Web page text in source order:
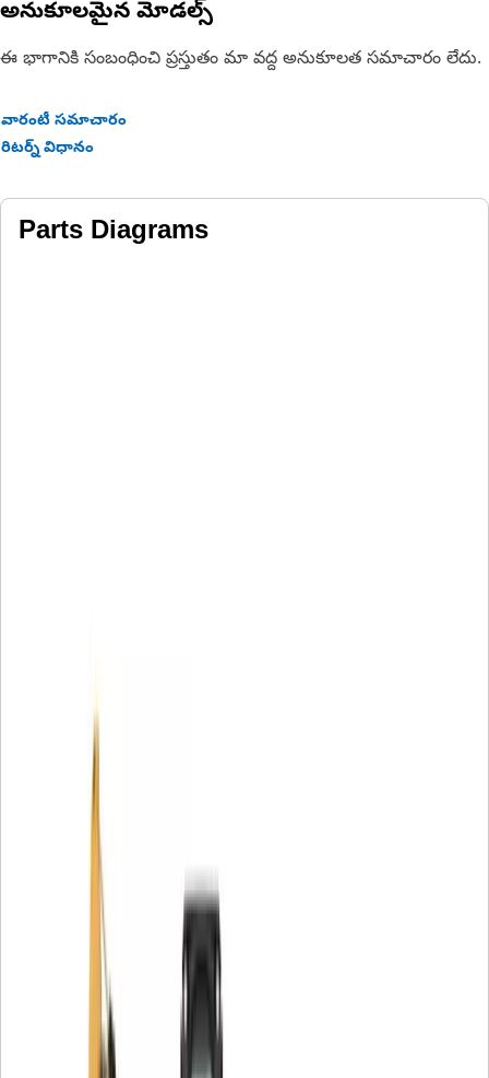
అనుకూలమైన మోడల్స్
ఈ భాగానికి సంబంధించి ప్రస్తుతం మా వద్ద అనుకూలత సమాచారం లేదు.
వారంటీ సమాచారం
రిటర్న్ విధానం
Parts Diagrams